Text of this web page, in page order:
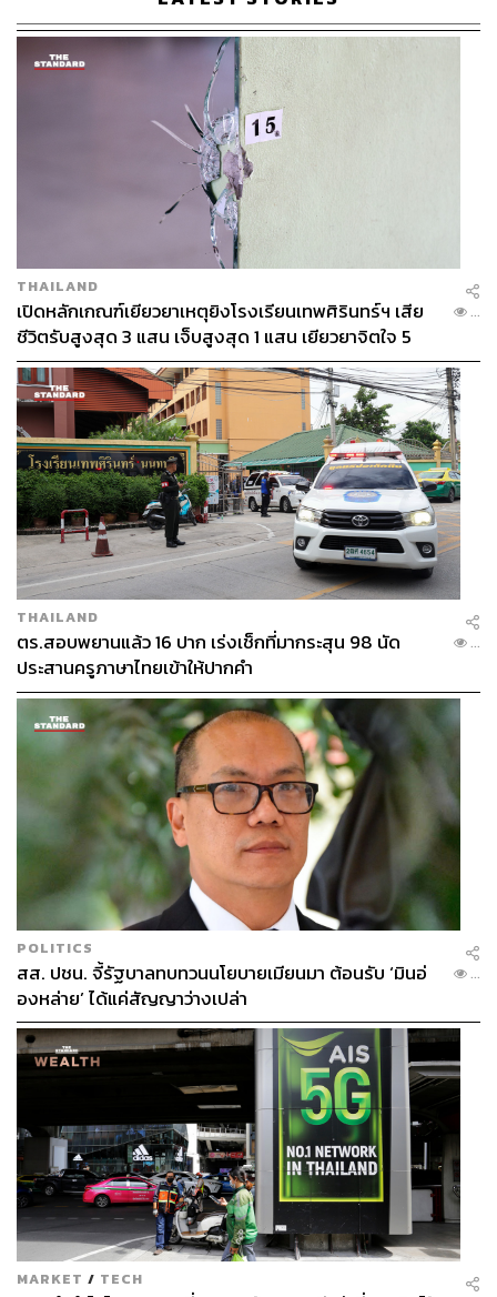
THAILAND
เปิดหลักเกณฑ์เยียวยาเหตุยิงโรงเรียนเทพศิรินทร์ฯ เสีย
ชีวิตรับสูงสุด 3 แสน เจ็บสูงสุด 1 แสน เยียวยาจิตใจ 5
ระดับ
...
THAILAND
ตร.สอบพยานแล้ว 16 ปาก เร่งเช็กที่มากระสุน 98 นัด
ประสานครูภาษาไทยเข้าให้ปากคำ
...
POLITICS
สส. ปชน. จี้รัฐบาลทบทวนนโยบายเมียนมา ต้อนรับ ‘มินอ่
องหล่าย’ ได้แค่สัญญาว่างเปล่า
...
MARKET / TECH